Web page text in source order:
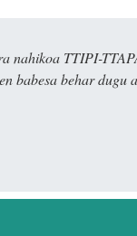
nahikoa TTIPI-
babesa behar dugu